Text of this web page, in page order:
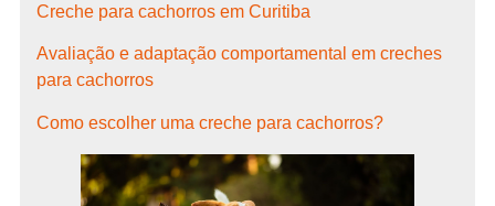
Creche para cachorros em Curitiba
Avaliação e adaptação comportamental em creches
para cachorros
Como escolher uma creche para cachorros?